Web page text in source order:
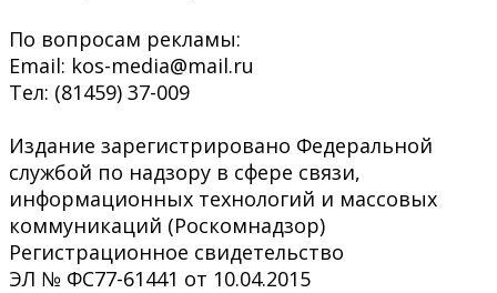
По вопросам рекламы:
Email: kos-media@mail.ru
Тел: (81459) 37-009
Издание зарегистрировано Федеральной
службой по надзору в сфере связи,
информационных технологий и массовых
коммуникаций (Роскомнадзор)
Регистрационное свидетельство
ЭЛ № ФС77-61441 от 10.04.2015